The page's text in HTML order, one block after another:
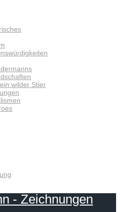
wilder Stier
- Zeichnungen